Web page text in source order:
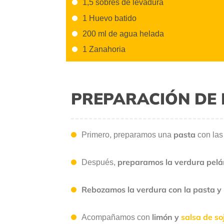
1,5 sobres de levadura
1 Huevo batido
200 ml de agua helada
1 Zanahoria
PREPARACIÓN DE
Primero, preparamos una pasta con
Después, preparamos la verdura
Rebozamos la verdura con la pasta
Acompañamos con limón y salsa de